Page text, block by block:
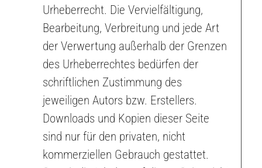
Urheberrecht. Die Vervielfältigung,
Bearbeitung, Verbreitung und jede Art
der Verwertung außerhalb der Grenzen
des Urheberrechtes bedürfen der
schriftlichen Zustimmung des
jeweiligen Autors bzw. Erstellers.
Downloads und Kopien dieser Seite
sind nur für den privaten, nicht
kommerziellen Gebrauch gestattet.